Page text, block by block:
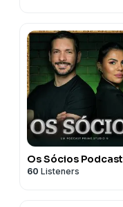
Os Sócios Podcast
60 Listeners